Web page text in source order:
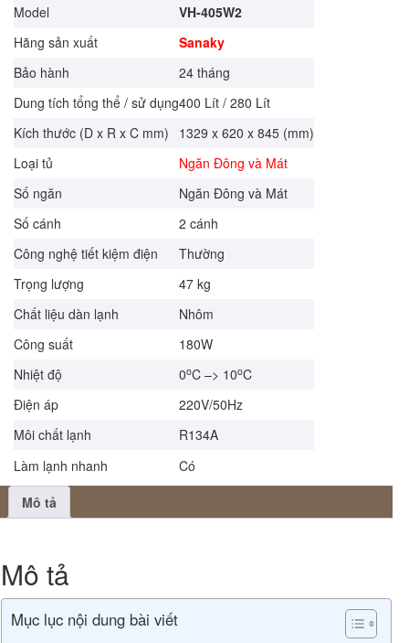
Model
VH-405W2
Hãng sản xuất
Sanaky
Bảo hành
24 tháng
Dung tích tổng thể / sử dụng400 Lít / 280 Lít
Kích thước (D x R x C mm)
1329 x 620 x 845 (mm)
Loại tủ
Ngăn Đông và Mát
Số ngăn
Ngăn Đông và Mát
Số cánh
2 cánh
Công nghệ tiết kiệm điện
Thường
Trọng lượng
47 kg
Chất liệu dàn lạnh
Nhôm
Công suất
180W
Nhiệt độ
0oC –> 10oC
Điện áp
220V/50Hz
Môi chất lạnh
R134A
Làm lạnh nhanh
Có
Mô tả
Mô tả
Mục lục nội dung bài viết